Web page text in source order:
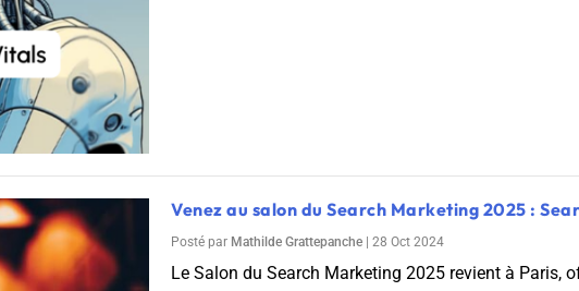
Venez au salon du Search Marketing 2025 :
Posté par Mathilde Grattepanche 28 Oct 2024
Le Salon du Search Marketing 2025 revient à Paris,